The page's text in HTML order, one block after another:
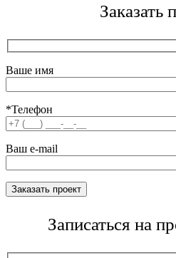
Заказать
Ваше имя
*Телефон
Ваш e-mail
Записаться на